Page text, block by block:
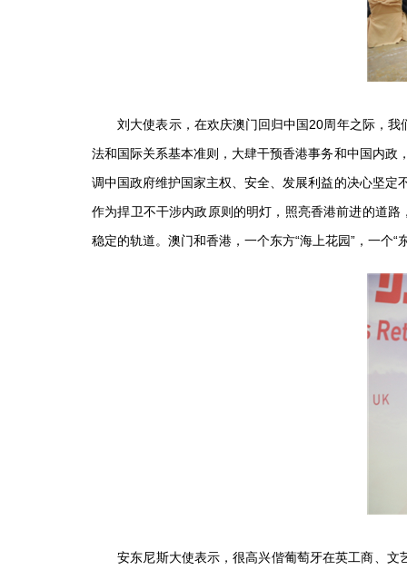
刘大使表示，在欢庆澳门回归中国20周年之际，我
法和国际关系基本准则，大肆干预香港事务和中国内政
调中国政府维护国家主权、安全、发展利益的决心坚定
作为捍卫不干涉内政原则的明灯，照亮香港前进的道
稳定的轨道。澳门和香港，一个东方“海上花园”，一个
安东尼斯大使表示，很高兴偕葡萄牙在英工商、文